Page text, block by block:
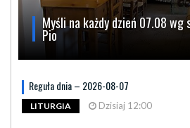
Myśli na każdy dzień 07.08 wg
Pio
Reguła dnia – 2026-08-07
LITURGIA Dzisiaj 12:00